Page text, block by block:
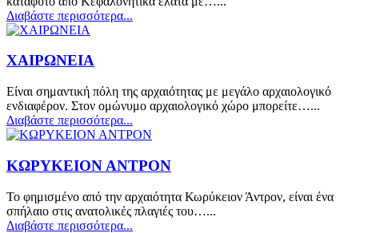
Διαβάστε περισσότερα...
ΧΑΙΡΩΝΕΙΑ
Είναι σημαντική πόλη της αρχαιότητας με μεγάλο αρχαιολογικό
ενδιαφέρον. Στον ομώνυμο αρχαιολογικό χώρο μπορείτε…...
Διαβάστε περισσότερα...
ΚΩΡΥΚΕΙΟΝ ΑΝΤΡΟΝ
Το φημισμένο από την αρχαιότητα Κωρύκειον Άντρον, είναι ένα
σπήλαιο στις ανατολικές πλαγιές του…...
Διαβάστε περισσότερα...